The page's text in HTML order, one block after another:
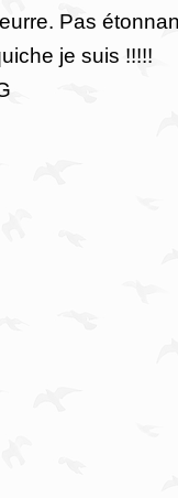
Pas
je suis !!!!!